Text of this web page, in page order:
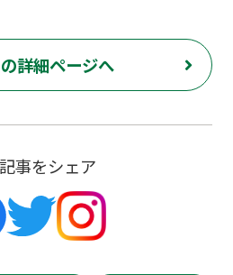
詳細ページへ
事をシェア